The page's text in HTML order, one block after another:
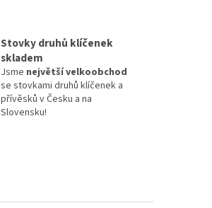
Stovky druhů klíčenek
skladem
Jsme největší velkoobchod
se stovkami druhů klíčenek a
přívěsků v Česku a na
Slovensku!